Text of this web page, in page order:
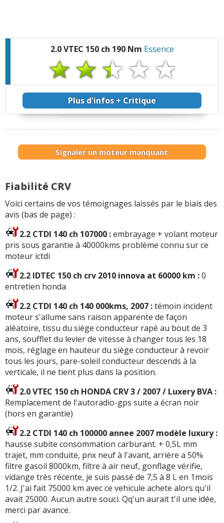
2.0 VTEC 150 ch 190 Nm Essence
Plus d'infos + Critique
Signaler un moteur manquant
Fiabilité CRV
Voici certains de vos témoignages laissés par le biais des
avis (bas de page) :
2.2 CTDI 140 ch 107000 :embrayage + volant moteur
pris sous garantie à 40000kms problème connu sur ce
moteur ictdi
2.2 IDTEC 150 ch crv 2010 innova at 60000 km :0
entretien honda
2.2 CTDI 140 ch 140 000kms, 2007 :témoin incident
moteur s'allume sans raison apparente de façon
aléatoire, tissu du siège conducteur rapé au bout de 3
ans, soufflet du levier de vitesse à changer tous les 18
mois, réglage en hauteur du siège conducteur à revoir
tous les jours, pare-soleil conducteur descends à la
verticale, il ne tient plus dans la position.
2.0 VTEC 150 ch HONDA CRV 3 / 2007 / Luxery BVA :
Remplacement de l'autoradio-gps suite a écran noir
(hors en garantie)
2.2 CTDI 140 ch 100000 annee 2007 modèle luxury :
hausse subite consommation carburant. + 0,5L mm
trajet, mm conduite, pnx neuf à l'avant, arrière a 50%
filtre gasoil 8000km, filtre à air neuf, gonflage vérifie,
vidange très récente, je suis passé de 7,5 à 8 L en 1mois
1/2. J'ai fait 75000 km avec ce vehicule achete alors qu'il
avait 25000. Aucun autre souci. Qq'un aurait t'il une idée,
merci par avance.